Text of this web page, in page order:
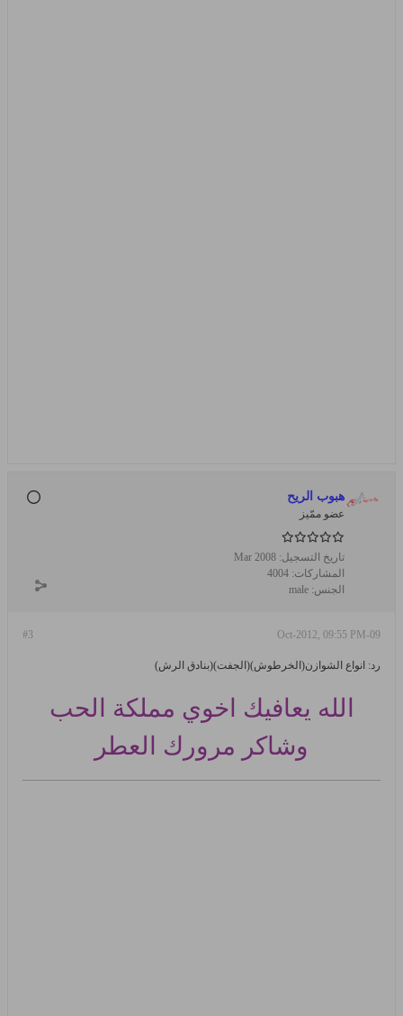
هبوب الريح
عضو ممّيز
تاريخ التسجيل: Mar 2008
المشاركات: 4004
الجنس: male
#3 09-Oct-2012, 09:55 PM
رد: انواع الشوازن(الخرطوش)(الجفت)(بنادق الرش)
الله يعافيك اخوي مملكة الحب
وشاكر مرورك العطر